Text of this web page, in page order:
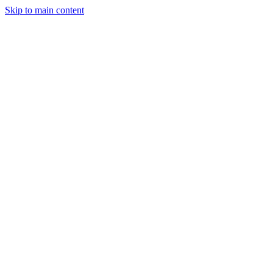
Skip to main content